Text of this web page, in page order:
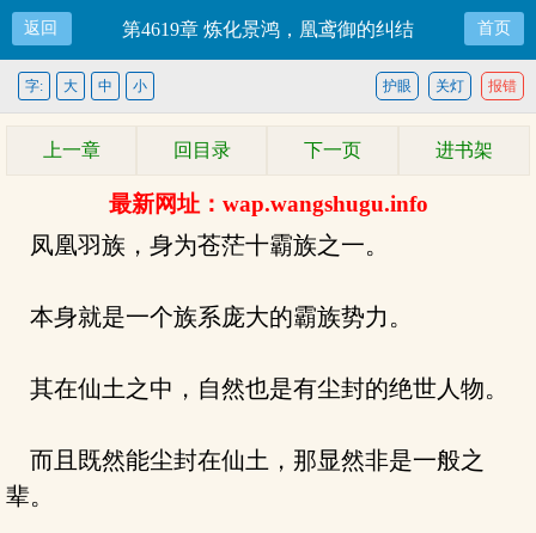
返回 第4619章 炼化景鸿，凰鸢御的纠结 首页
报错
关灯
护眼
字: 大 中 小
上一章 回目录 下一页 进书架
最新网址：wap.wangshugu.info
凤凰羽族，身为苍茫十霸族之一。
本身就是一个族系庞大的霸族势力。
其在仙土之中，自然也是有尘封的绝世人物。
而且既然能尘封在仙土，那显然非是一般之
辈。